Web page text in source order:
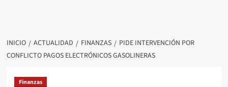
INICIO ACTUALIDAD FINANZAS
PIDE INTERVENCIÓN POR
CONFLICTO PAGOS ELECTRÓNICOS GASOLINERAS
Finanzas